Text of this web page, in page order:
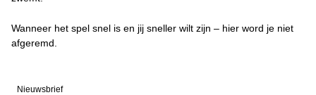
Wanneer het spel snel is en jij sneller wilt zijn – hier word je niet
afgeremd.
Nieuwsbrief